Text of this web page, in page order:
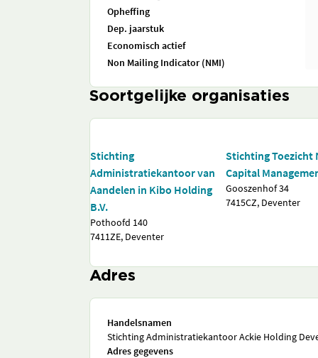
Opheffing
Dep. jaarstuk
Economisch actief
Non Mailing Indicator (NMI)
Soortgelijke organisaties
Stichting
Administratiekantoor van
Aandelen in Kibo Holding
B.V.
Pothoofd 140
7411ZE, Deventer
Stichting Toezicht
Capital
Gooszenhof 34
7415CZ, Deventer
Adres
Handelsnamen
Stichting Administratiekantoor Ackie Holding
Adres gegevens